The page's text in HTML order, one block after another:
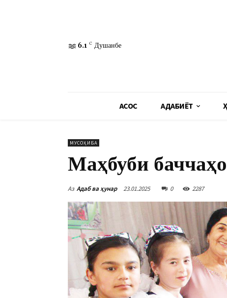
6.1 C Душанбе
АСОСӢ АДАБИЁТ
МУСОҲИБА
Маҳбуби баччаҳо
Аз Адаб ва ҳунар 23.01.2025 0 2287